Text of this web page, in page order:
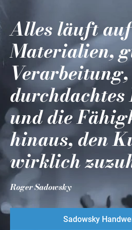
Alles läuft
Materialien,
Verarbeitung,
durchdachtes
und die
hinaus, den
wirklich
Roger Sadowsky
Sadowsky